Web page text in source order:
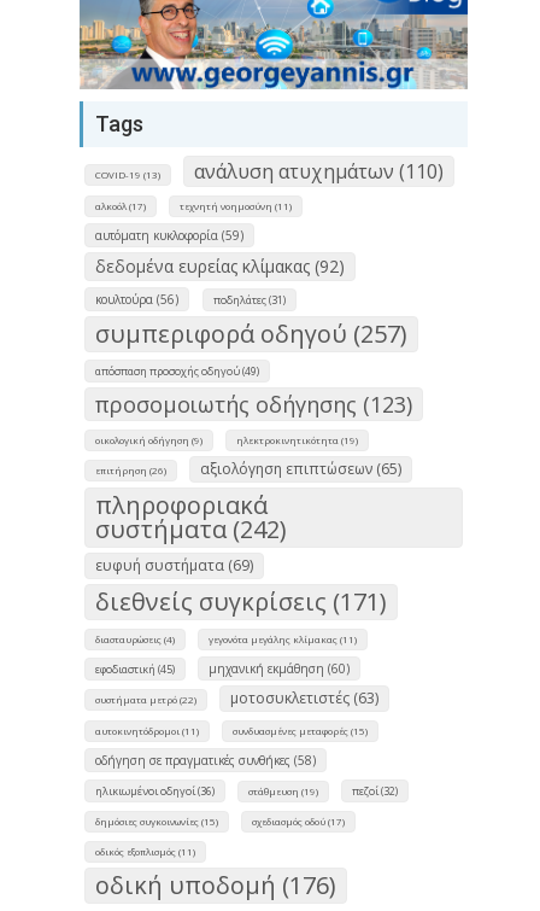
Tags
COVID-19 (13) ανάλυση ατυχημάτων (110)
αλκοόλ (17) τεχνητή νοημοσύνη (11)
αυτόματη κυκλοφορία (59)
δεδομένα ευρείας κλίμακας (92)
κουλτούρα (56) ποδηλάτες (31)
συμπεριφορά οδηγού (257)
απόσπαση προσοχής οδηγού (49)
προσομοιωτής οδήγησης (123)
οικολογική οδήγηση (9) ηλεκτροκινητικότητα (19)
επιτήρηση (26) αξιολόγηση επιπτώσεων (65)
πληροφοριακά
συστήματα (242)
ευφυή συστήματα (69)
διεθνείς συγκρίσεις (171)
διασταυρώσεις (4) γεγονότα μεγάλης κλίμακας (11)
εφοδιαστική (45) μηχανική εκμάθηση (60)
συστήματα μετρό (22) μοτοσυκλετιστές (63)
αυτοκινητόδρομοι (11) συνδυασμένες μεταφορές (15)
οδήγηση σε πραγματικές συνθήκες (58)
ηλικιωμένοι οδηγοί (36) στάθμευση (19) πεζοί (32)
δημόσιες συγκοινωνίες (15) σχεδιασμός οδού (17)
οδικός εξοπλισμός (11)
οδική υποδομή (176)